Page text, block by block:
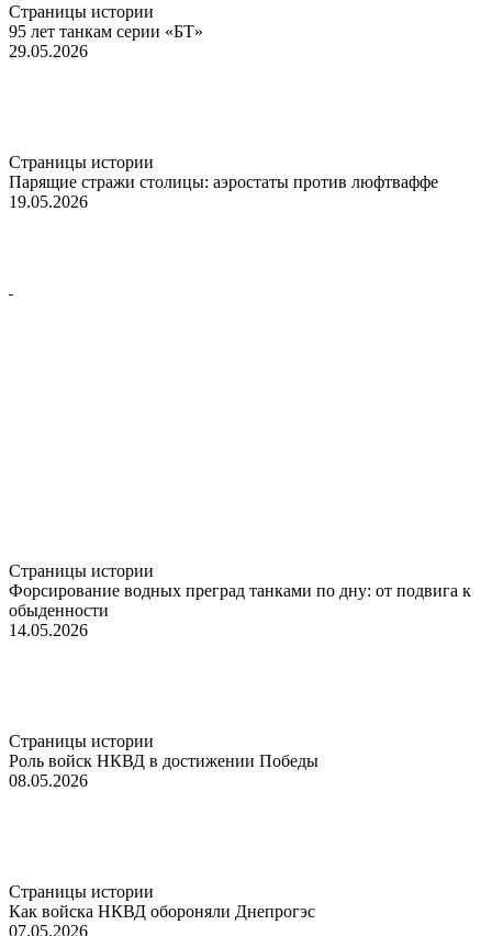
Страницы истории
95 лет танкам серии «БТ»
29.05.2026
Страницы истории
Парящие стражи столицы: аэростаты против люфтваффе
19.05.2026
Страницы истории
Форсирование водных преград танками по дну: от подвига к
обыденности
14.05.2026
Страницы истории
Роль войск НКВД в достижении Победы
08.05.2026
Страницы истории
Как войска НКВД обороняли Днепрогэс
07.05.2026